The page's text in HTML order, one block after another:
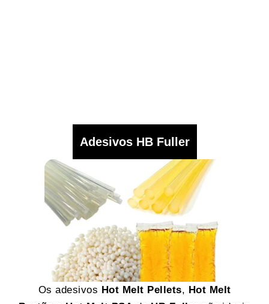
Adesivos HB Fuller
Os adesivos Hot Melt Pellets, Hot Melt